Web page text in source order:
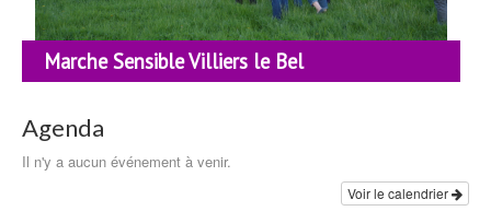
Marche Sensible Villiers le Bel
Agenda
Il n'y a aucun événement à venir.
Voir le calendrier